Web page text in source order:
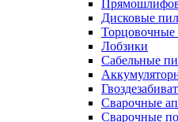
Дисковые
Лобзики
Сабельные
Сварочные
Сварочные